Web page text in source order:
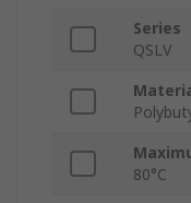
Series
QSLV
80°C